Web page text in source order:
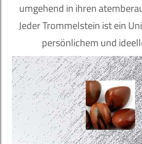
umgehend in ihren
Jeder Trommelstein ist ein
persönlichem und